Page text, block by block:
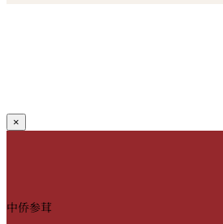
×
中侨参茸